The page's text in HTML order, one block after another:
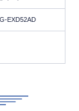
EXD52AD